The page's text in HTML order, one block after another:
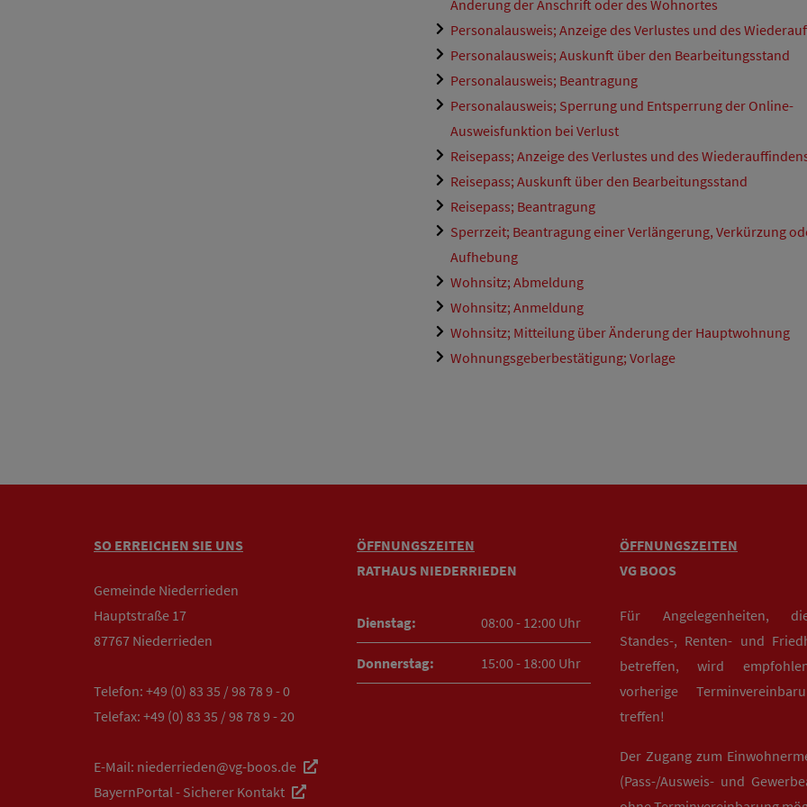
Änderung der Anschrift oder des Wohnortes
Personalausweis; Anzeige des Verlustes und des
Personalausweis; Auskunft über den Bearbeitungsstand
Personalausweis; Beantragung
Personalausweis; Sperrung und Entsperrung der Online-
Ausweisfunktion bei Verlust
Reisepass; Anzeige des Verlustes und des
Reisepass; Auskunft über den Bearbeitungsstand
Reisepass; Beantragung
Sperrzeit; Beantragung einer Verlängerung, Verkürzung
Aufhebung
Wohnsitz; Abmeldung
Wohnsitz; Anmeldung
Wohnsitz; Mitteilung über Änderung der Hauptwohnung
Wohnungsgeberbestätigung; Vorlage
SO ERREICHEN SIE UNS
Gemeinde Niederrieden
Hauptstraße 17
87767 Niederrieden
Telefon: +49 (0) 83 35 / 98 78 9 - 0
Telefax: +49 (0) 83 35 / 98 78 9 - 20
E-Mail: niederrieden@vg-boos.de
BayernPortal - Sicherer Kontakt
ÖFFNUNGSZEITEN
RATHAUS NIEDERRIEDEN
Dienstag: 08:00 - 12:00 Uhr
Donnerstag: 15:00 - 18:00 Uhr
ÖFFNUNGSZEITEN
VG BOOS
Für Angelegenheiten,
Standes-, Renten- und
betreffen, wird
vorherige
treffen!
Der Zugang zum
(Pass-/Ausweis- und